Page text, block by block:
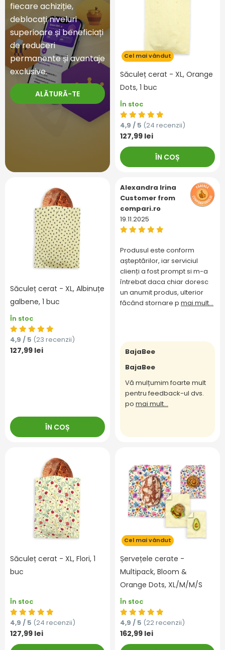
fiecare achiziție,
deblocați niveluri
superioare și beneficiați
de reduceri
permanente și avantaje
exclusive.
ALĂTURĂ-TE
Cel mai vândut
Săculeț cerat - XL, Orange
Dots, 1 buc
În stoc
4,9 / 5 (24 recenzii)
127,99 lei
ÎN COȘ
Săculeț cerat - XL, Albinuțe
galbene, 1 buc
În stoc
4,9 / 5 (23 recenzii)
127,99 lei
ÎN COȘ
Alexandra Irina
Customer from
compari.ro
19.11.2025
Produsul este conform
așteptărilor, iar serviciul
clienți a fost prompt si m-a
întrebat daca chiar doresc
un anumit produs, ulterior
făcând stornare p mai mult...
BajaBee
BajaBee
Vă mulțumim foarte mult
pentru feedback-ul dvs.
po mai mult...
Săculeț cerat - XL, Flori, 1
buc
În stoc
4,9 / 5 (24 recenzii)
127,99 lei
Cel mai vândut
Șervețele cerate -
Multipack, Bloom &
Orange Dots, XL/M/M/S
În stoc
4,9 / 5 (22 recenzii)
162,99 lei